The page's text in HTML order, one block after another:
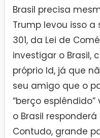
Brasil precisa
Trump levou isso
301, da Lei de
investigar o Brasil,
próprio Id, já que
seu amigo que o
“berço
o Brasil
Contudo, grande